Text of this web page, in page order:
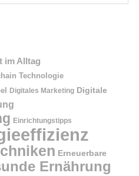
im Alltag
Technologie
Digitales Marketing Digitale
Einrichtungstipps
Erneuerbare
Ernährung